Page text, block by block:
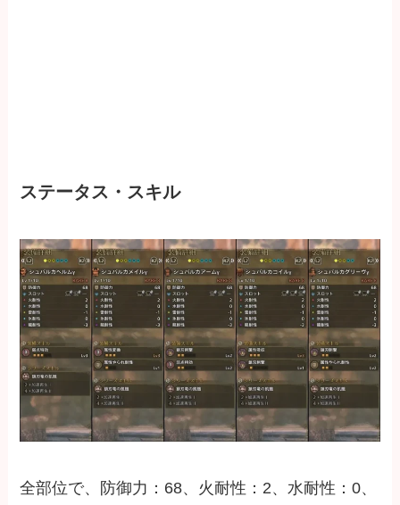
ステータス・スキル
全部位で、防御力：68、火耐性：2、水耐性：0、